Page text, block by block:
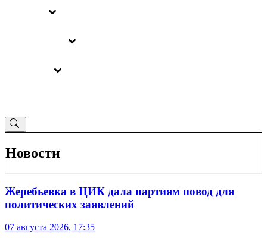
Новости
Жеребьевка в ЦИК дала партиям повод для
политических заявлений
07 августа 2026, 17:35